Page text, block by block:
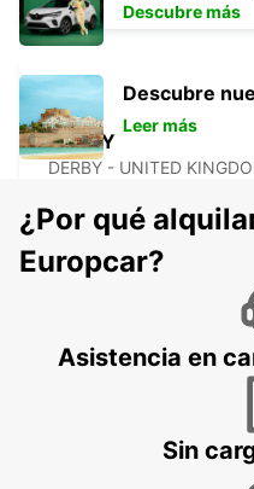
DERBY
DERBY - UNITED
WOLVERHAMPTON -
Descubre más
Descubre
Leer más
¿Por qué
Europcar?
Asistencia en
Sin